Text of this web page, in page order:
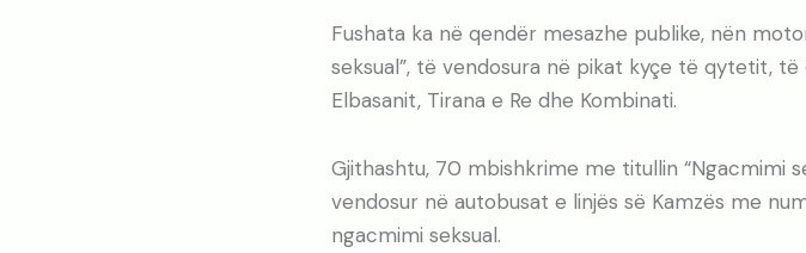
Fushata ka në qendër mesazhe publike, nën
seksual”, të vendosura në pikat kyçe të qytetit,
Elbasanit, Tirana e Re dhe Kombinati.
Gjithashtu, 70 mbishkrime me titullin “Ngacmimi
vendosur në autobusat e linjës së Kamzës me
ngacmimi seksual.